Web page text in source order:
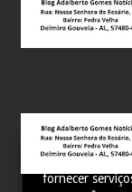
Este site
fornecer